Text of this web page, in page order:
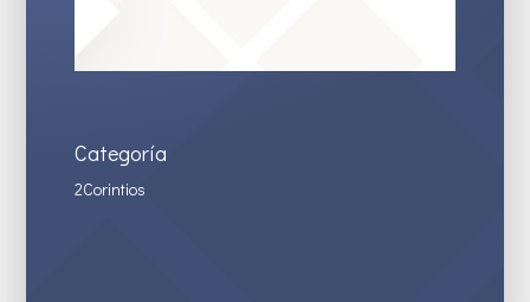
Categoría
2Corintios